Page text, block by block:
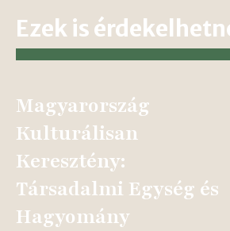
Ezek is
Magyarország
Kulturálisan
Keresztény:
Társadalmi Egység és
Hagyomány